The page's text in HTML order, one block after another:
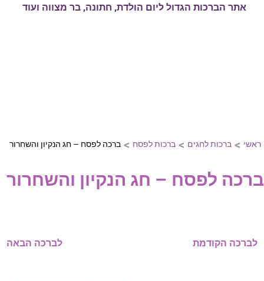
אתר הברכות הגדול ליום הולדת, חתונה, בר מצווה ועוד
ראשי > ברכות לחגים > ברכות לפסח > ברכה לפסח – חג הנקיון והשחרור
ברכה לפסח – חג הנקיון והשחרור
לברכה הבאה לברכה הקודמת